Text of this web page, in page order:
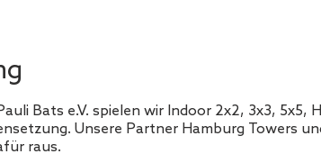
Bats e.V. spielen wir Indoor 2x2, 3x3, 5x5,
Unsere Partner Hamburg Towers
raus.